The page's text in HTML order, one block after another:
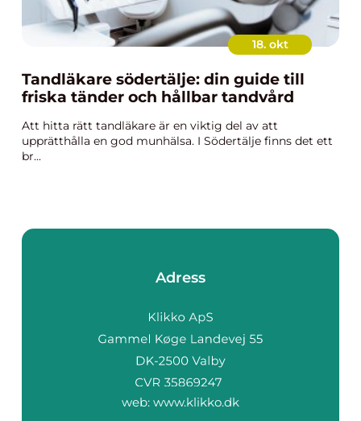
18. okt
Tandläkare södertälje: din guide till
friska tänder och hållbar tandvård
Att hitta rätt tandläkare är en viktig del av att
upprätthålla en god munhälsa. I Södertälje finns det ett
br...
Adress
web: www.klikko.dk